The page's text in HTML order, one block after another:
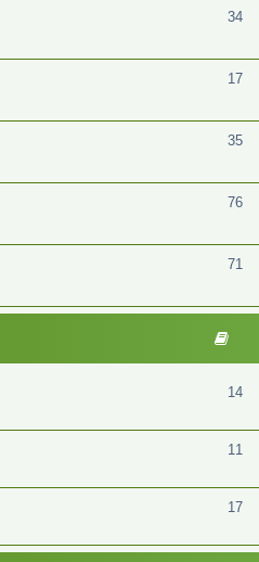
34
17
35
76
71
14
11
17